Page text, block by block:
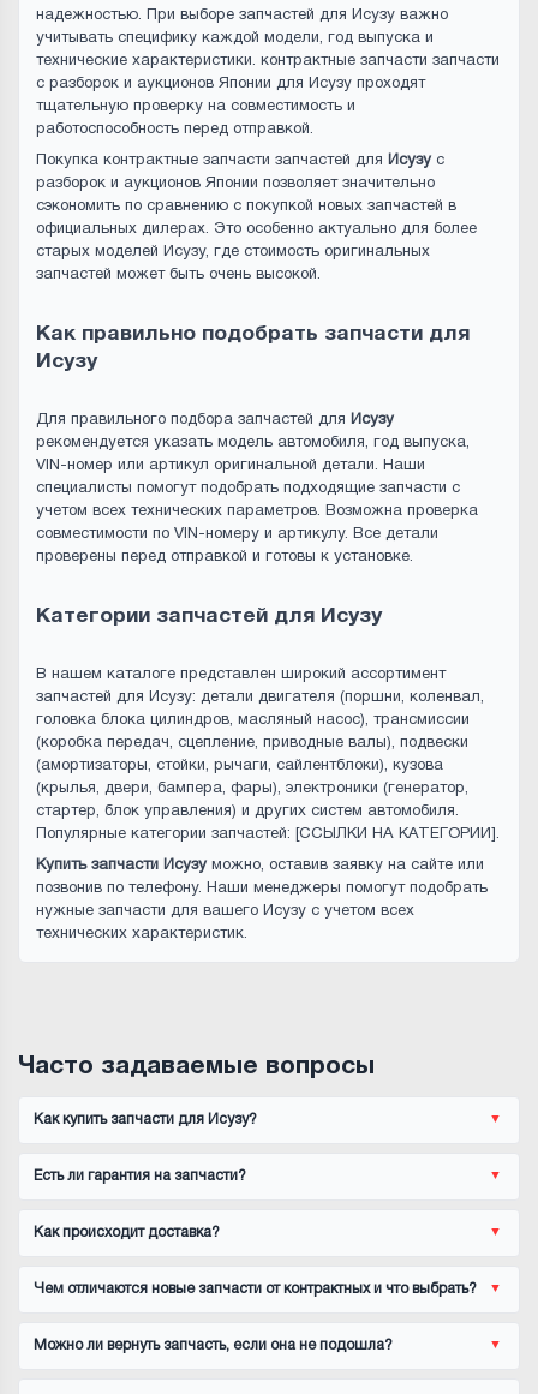
надежностью. При выборе запчастей для Исузу важно
учитывать специфику каждой модели, год выпуска и
технические характеристики. контрактные запчасти запчасти
с разборок и аукционов Японии для Исузу проходят
тщательную проверку на совместимость и
работоспособность перед отправкой.
Покупка контрактные запчасти запчастей для Исузу с
разборок и аукционов Японии позволяет значительно
сэкономить по сравнению с покупкой новых запчастей в
официальных дилерах. Это особенно актуально для более
старых моделей Исузу, где стоимость оригинальных
запчастей может быть очень высокой.
Как правильно подобрать запчасти для
Исузу
Для правильного подбора запчастей для
Исузу
рекомендуется указать модель автомобиля, год выпуска,
VIN-номер или артикул оригинальной детали. Наши
специалисты помогут подобрать подходящие запчасти с
учетом всех технических параметров. Возможна проверка
совместимости по VIN-номеру и артикулу. Все детали
проверены перед отправкой и готовы к установке.
Категории запчастей для Исузу
В нашем каталоге представлен широкий ассортимент
запчастей для Исузу: детали двигателя (поршни, коленвал,
головка блока цилиндров, масляный насос), трансмиссии
(коробка передач, сцепление, приводные валы), подвески
(амортизаторы, стойки, рычаги, сайлентблоки), кузова
(крылья, двери, бампера, фары), электроники (генератор,
стартер, блок управления) и других систем автомобиля.
Популярные категории запчастей: [ССЫЛКИ НА КАТЕГОРИИ].
Купить запчасти Исузу можно, оставив заявку на сайте или
позвонив по телефону. Наши менеджеры помогут подобрать
нужные запчасти для вашего Исузу с учетом всех
технических характеристик.
Часто задаваемые вопросы
Как купить запчасти для Исузу?
Есть ли гарантия на запчасти?
Как происходит доставка?
Чем отличаются новые запчасти от контрактных и что выбрать?
Можно ли вернуть запчасть, если она не подошла?